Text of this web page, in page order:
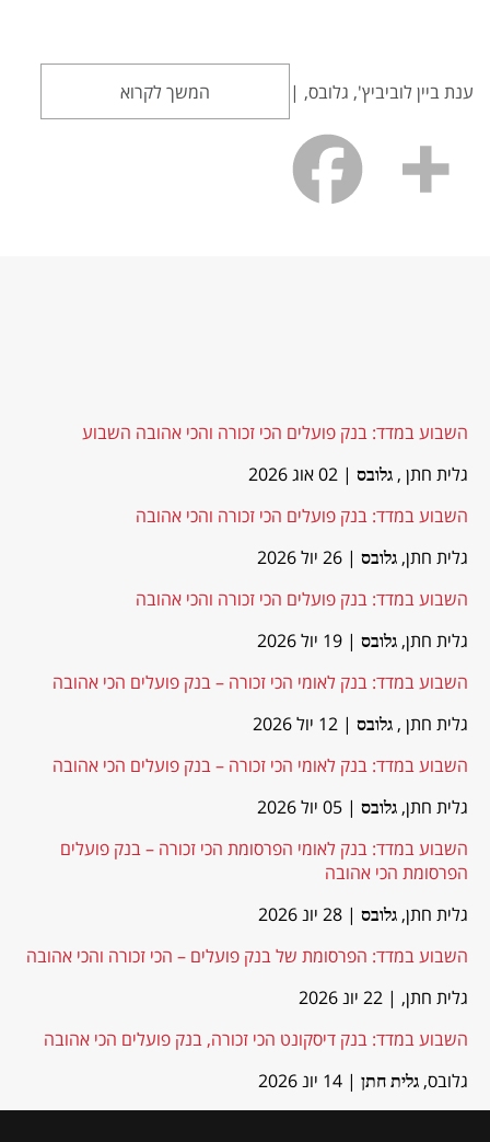
ענת ביין לוביביץ', גלובס, | המשך לקרוא
השבוע במדד: בנק פועלים הכי זכורה והכי אהובה השבוע
גלית חתן , גלובס | 02 אוג 2026
השבוע במדד: בנק פועלים הכי זכורה והכי אהובה
גלית חתן, גלובס | 26 יול 2026
השבוע במדד: בנק פועלים הכי זכורה והכי אהובה
גלית חתן, גלובס | 19 יול 2026
השבוע במדד: בנק לאומי הכי זכורה – בנק פועלים הכי אהובה
גלית חתן , גלובס | 12 יול 2026
השבוע במדד: בנק לאומי הכי זכורה – בנק פועלים הכי אהובה
גלית חתן, גלובס | 05 יול 2026
השבוע במדד: בנק לאומי הפרסומת הכי זכורה – בנק פועלים
הפרסומת הכי אהובה
גלית חתן, גלובס | 28 יונ 2026
השבוע במדד: הפרסומת של בנק פועלים – הכי זכורה והכי אהובה
גלית חתן, | 22 יונ 2026
השבוע במדד: בנק דיסקונט הכי זכורה, בנק פועלים הכי אהובה
גלובס, גלית חתן | 14 יונ 2026